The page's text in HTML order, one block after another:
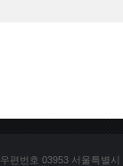
우편번호 03953 서울특별